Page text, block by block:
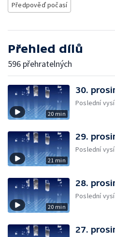
Předpověď počasí
Přehled dílů
596 přehratelných
20 min
30.
Poslední
21 min
29.
Poslední
20 min
28.
Poslední
27.